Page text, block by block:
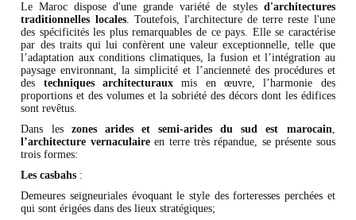
Le Maroc dispose d'une grande variété de styles d'architectures
traditionnelles locales. Toutefois, l'architecture de terre reste l'une
des spécificités les plus remarquables de ce pays. Elle se caractérise
par des traits qui lui confèrent une valeur exceptionnelle, telle que
l’adaptation aux conditions climatiques, la fusion et l’intégration au
paysage environnant, la simplicité et l’ancienneté des procédures et
des techniques architecturaux mis en œuvre, l’harmonie des
proportions et des volumes et la sobriété des décors dont les édifices
sont revêtus.
Dans les zones arides et semi-arides du sud est marocain,
l’architecture vernaculaireen terre très répandue, se présente sous
trois formes:
Les casbahs :
Demeures seigneuriales évoquant le style des forteresses perchées et
qui sont érigées dans des lieux stratégiques;